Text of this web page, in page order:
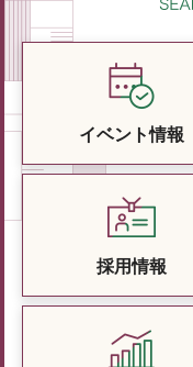
イベント情報
採用情報